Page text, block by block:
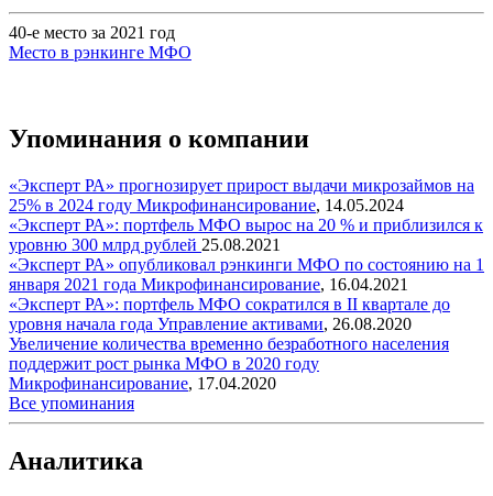
40-е место за 2021 год
Место в рэнкинге МФО
Упоминания о компании
«Эксперт РА» прогнозирует прирост выдачи микрозаймов на
25% в 2024 году Микрофинансирование, 14.05.2024
«Эксперт РА»: портфель МФО вырос на 20 % и приблизился к
уровню 300 млрд рублей 25.08.2021
«Эксперт РА» опубликовал рэнкинги МФО по состоянию на 1
января 2021 года Микрофинансирование, 16.04.2021
«Эксперт РА»: портфель МФО сократился в II квартале до
уровня начала года Управление активами, 26.08.2020
Увеличение количества временно безработного населения
поддержит рост рынка МФО в 2020 году
Микрофинансирование, 17.04.2020
Все упоминания
Аналитика